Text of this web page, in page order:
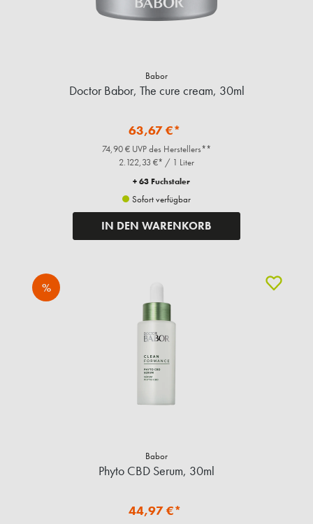
Babor
Doctor Babor, The cure cream, 30ml
63,67 €*
74,90 € UVP des Herstellers**
2.122,33 €* / 1 Liter
+ 63 Fuchstaler
Sofort verfügbar
IN DEN WARENKORB
%
Babor
Phyto CBD Serum, 30ml
44,97 €*